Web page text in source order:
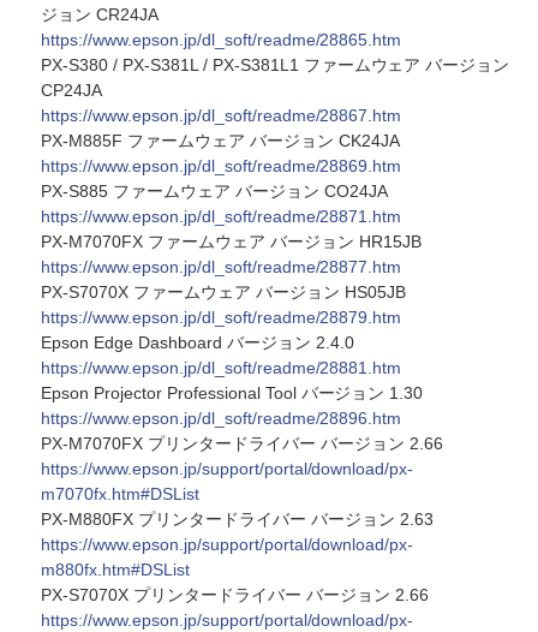
ジョン CR24JA
https://www.epson.jp/dl_soft/readme/28865.htm
PX-S380 / PX-S381L / PX-S381L1 ファームウェア バージョン
CP24JA
https://www.epson.jp/dl_soft/readme/28867.htm
PX-M885F ファームウェア バージョン CK24JA
https://www.epson.jp/dl_soft/readme/28869.htm
PX-S885 ファームウェア バージョン CO24JA
https://www.epson.jp/dl_soft/readme/28871.htm
PX-M7070FX ファームウェア バージョン HR15JB
https://www.epson.jp/dl_soft/readme/28877.htm
PX-S7070X ファームウェア バージョン HS05JB
https://www.epson.jp/dl_soft/readme/28879.htm
Epson Edge Dashboard バージョン 2.4.0
https://www.epson.jp/dl_soft/readme/28881.htm
Epson Projector Professional Tool バージョン 1.30
https://www.epson.jp/dl_soft/readme/28896.htm
PX-M7070FX プリンタードライバー バージョン 2.66
https://www.epson.jp/support/portal/download/px-
m7070fx.htm#DSList
PX-M880FX プリンタードライバー バージョン 2.63
https://www.epson.jp/support/portal/download/px-
m880fx.htm#DSList
PX-S7070X プリンタードライバー バージョン 2.66
https://www.epson.jp/support/portal/download/px-